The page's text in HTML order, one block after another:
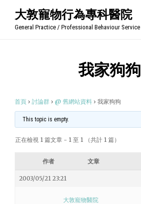
大敦寵物行為專科醫院
General Practice / Professional Behaviour Service
我家狗狗
首頁 › 討論群 › @ 舊網站資料 › 我家狗狗
This topic is empty.
正在檢視 1 篇文章 - 1 至 1 （共計 1 篇）
作者 文章
2003/05/21 23:21
大敦寵物醫院